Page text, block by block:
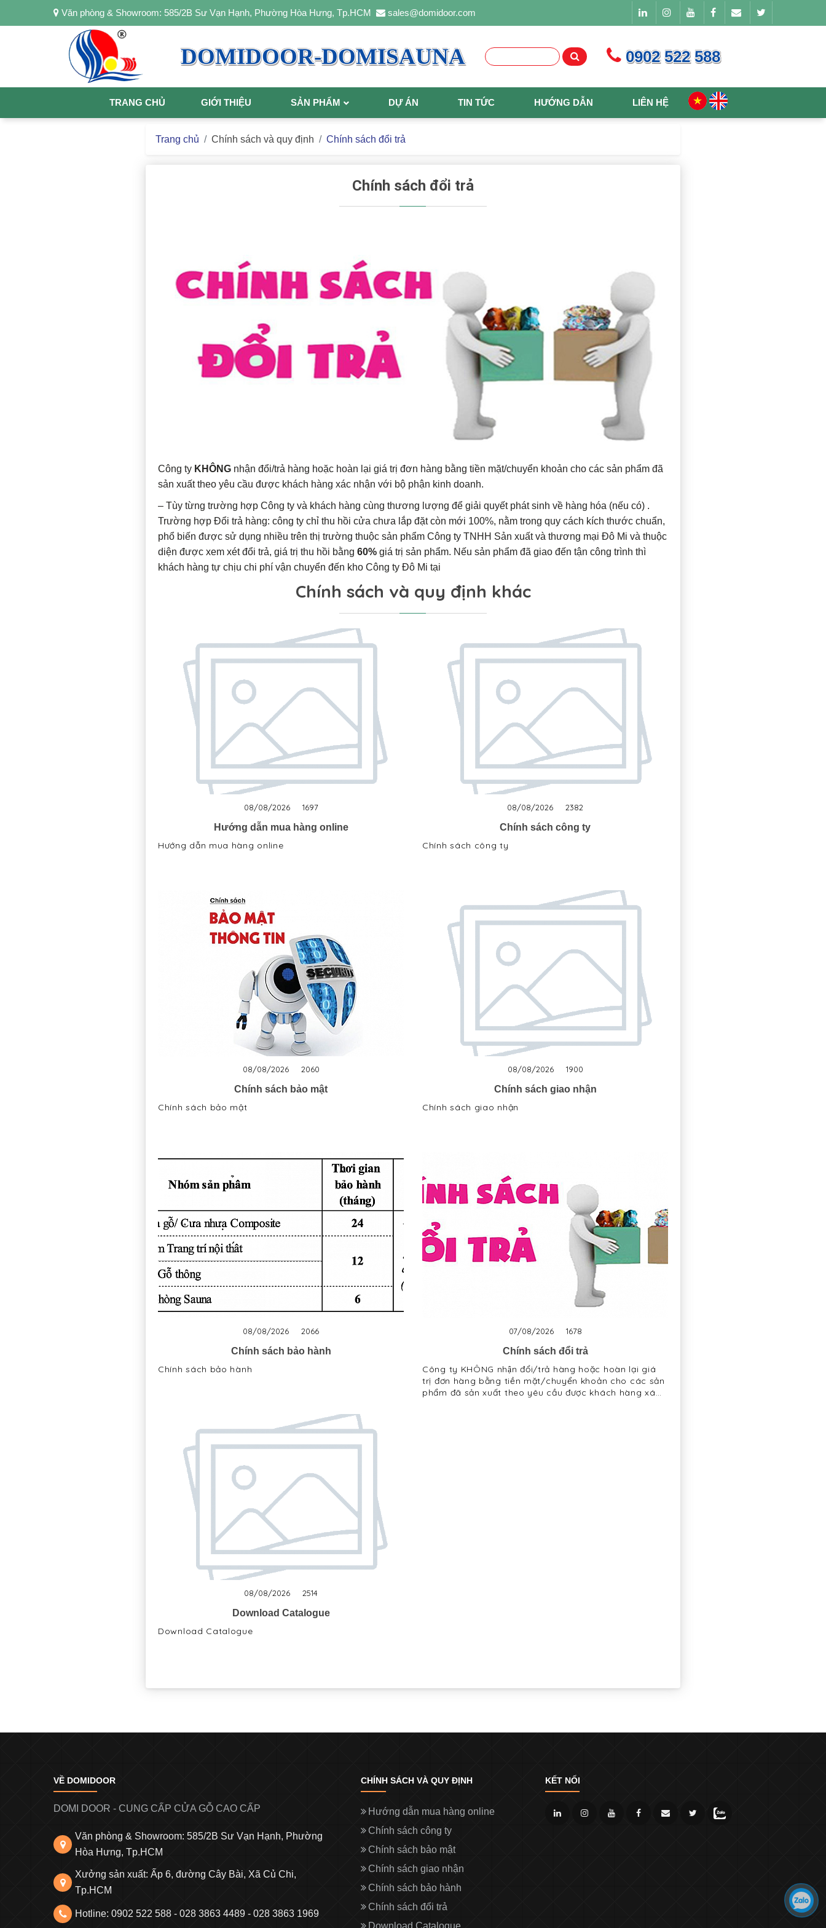
Văn phòng & Showroom: 585/2B Sư Vạn Hạnh, Phường Hòa Hưng, Tp.HCM sales@domidoor.com
DOMIDOOR-DOMISAUNA 0902 522 588
TRANG CHỦ GIỚI THIỆU SẢN PHẨM DỰ ÁN TIN TỨC HƯỚNG DẪN LIÊN HỆ
Trang chủ Chính sách và quy định Chính sách đổi trả
Chính sách đổi trả
Công ty KHÔNG nhận đổi/trả hàng hoặc hoàn lại giá trị đơn hàng bằng tiền mặt/chuyển khoản cho các sản phẩm đã
sản xuất theo yêu cầu được khách hàng xác nhận với bộ phận kinh doanh.
– Tùy từng trường hợp Công ty và khách hàng cùng thương lượng để giải quyết phát sinh về hàng hóa (nếu có) .
Trường hợp Đổi trả hàng: công ty chỉ thu hồi cửa chưa lắp đặt còn mới 100%, nằm trong quy cách kích thước chuẩn,
phổ biến được sử dụng nhiều trên thị trường thuộc sản phẩm Công ty TNHH Sản xuất và thương mại Đô Mi và thuộc
diện được xem xét đổi trả, giá trị thu hồi bằng 60% giá trị sản phẩm. Nếu sản phẩm đã giao đến tận công trình thì
khách hàng tự chịu chi phí vận chuyển đến kho Công ty Đô Mi tại
Chính sách và quy định khác
08/08/2026 1697
Hướng dẫn mua hàng online
Hướng dẫn mua hàng online
08/08/2026 2382
Chính sách công ty
Chính sách công ty
08/08/2026 2060
Chính sách bảo mật
Chính sách bảo mật
08/08/2026 1900
Chính sách giao nhận
Chính sách giao nhận
08/08/2026 2066
Chính sách bảo hành
Chính sách bảo hành
07/08/2026 1678
Chính sách đổi trả
Công ty KHÔNG nhận đổi/trả hàng hoặc hoàn lại giá
trị đơn hàng bằng tiền mặt/chuyển khoản cho các sản
phẩm đã sản xuất theo yêu cầu được khách hàng xác
08/08/2026 2514
Download Catalogue
Download Catalogue
VỀ DOMIDOOR
DOMI DOOR - CUNG CẤP CỬA GỖ CAO CẤP
Văn phòng & Showroom: 585/2B Sư Vạn Hạnh, Phường
Hòa Hưng, Tp.HCM
Xưởng sản xuất: Ấp 6, đường Cây Bài, Xã Củ Chi,
Tp.HCM
Hotline: 0902 522 588 - 028 3863 4489 - 028 3863 1969
CHÍNH SÁCH VÀ QUY ĐỊNH
Hướng dẫn mua hàng online
Chính sách công ty
Chính sách bảo mật
Chính sách giao nhận
Chính sách bảo hành
Chính sách đổi trả
Download Catalogue
KẾT NỐI